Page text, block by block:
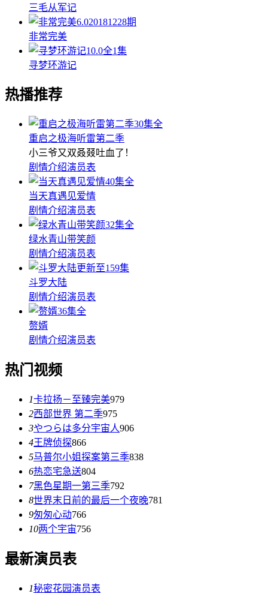
三毛从军记
6.020181228期
非常完美
10.0全1集
寻梦环游记
热播推荐
30集全
重启之极海听雷第二季
小三爷又双叒叕吐血了！
剧情介绍演员表
40集全
当天真遇见爱情
剧情介绍演员表
32集全
绿水青山带笑颜
剧情介绍演员表
更新至159集
斗罗大陆
剧情介绍演员表
36集全
赘婿
剧情介绍演员表
热门视频
1卡拉扬－至臻完美979
2西部世界 第二季975
3やつらは多分宇宙人906
4王牌侦探866
5马普尔小姐探案第三季838
6热恋宅急送804
7黑色星期一第三季792
8世界末日前的最后一个夜晚781
9匆匆心动766
10两个宇宙756
最新演员表
1秘密花园演员表